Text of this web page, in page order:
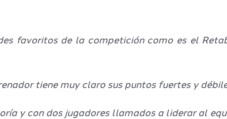
favoritos de la competición como es el
tiene muy claro sus puntos fuertes y
y con dos jugadores llamados a liderar al